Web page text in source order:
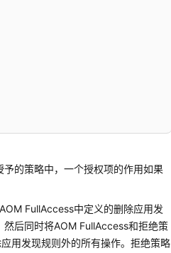
的策略中，一个授权项的作用如果
FullAccess中定义的删除应用发
后同时将AOM FullAccess和拒绝策
用发现规则外的所有操作。拒绝策略